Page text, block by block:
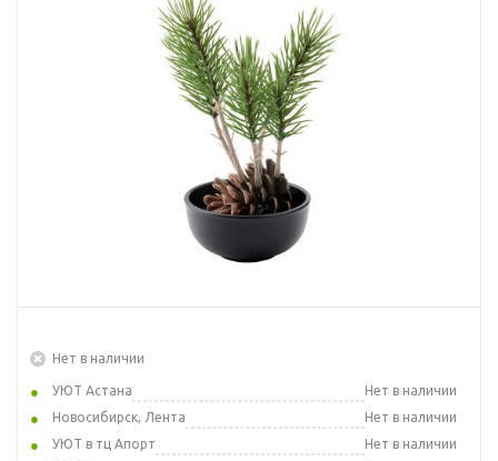
Нет в наличии
УЮТ Астана
Нет в наличии
Новосибирск, Лента
Нет в наличии
УЮТ в тц Апорт
Нет в наличии